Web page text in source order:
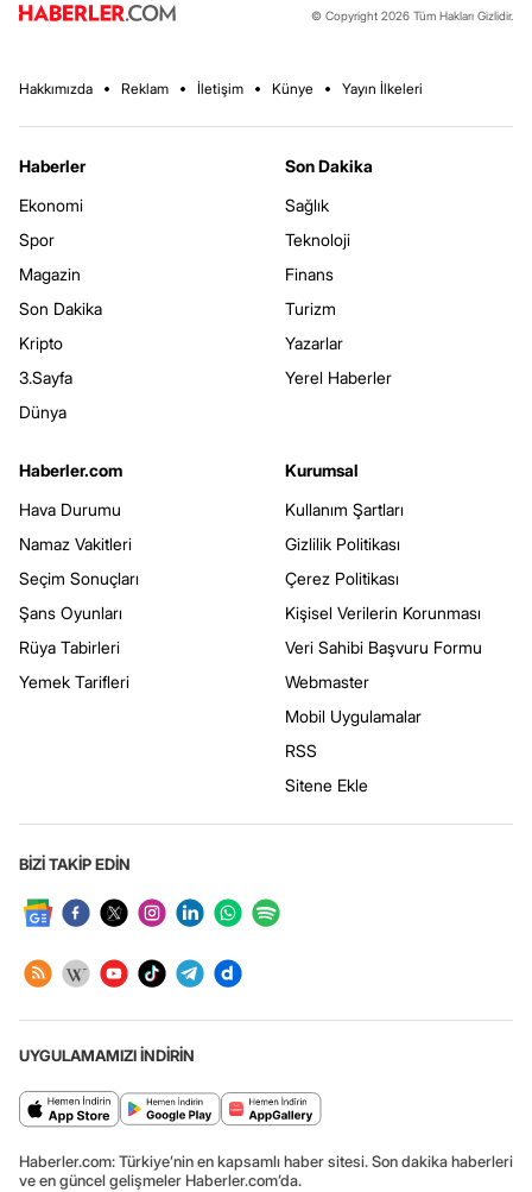
© Copyright 2026 Tüm Hakları Gizlidir.
Hakkımızda Reklam İletişim Künye Yayın İlkeleri
Haberler
Ekonomi
Spor
Magazin
Son Dakika
Kripto
3.Sayfa
Dünya
Son Dakika
Sağlık
Teknoloji
Finans
Turizm
Yazarlar
Yerel Haberler
Haberler.com
Hava Durumu
Namaz Vakitleri
Seçim Sonuçları
Şans Oyunları
Rüya Tabirleri
Yemek Tarifleri
Kurumsal
Kullanım Şartları
Gizlilik Politikası
Çerez Politikası
Kişisel Verilerin Korunması
Veri Sahibi Başvuru Formu
Webmaster
Mobil Uygulamalar
RSS
Sitene Ekle
BİZİ TAKİP EDİN
UYGULAMAMIZI İNDİRİN
Haberler.com: Türkiye’nin en kapsamlı haber sitesi. Son dakika haberleri
ve en güncel gelişmeler Haberler.com’da.